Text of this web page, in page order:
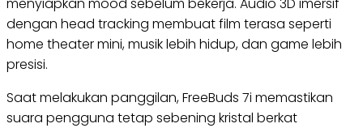
dengan head tracking membuat film terasa seperti
home theater mini, musik lebih hidup, dan game lebih
presisi.
Saat melakukan panggilan, FreeBuds 7i memastikan
suara pengguna tetap sebening kristal berkat